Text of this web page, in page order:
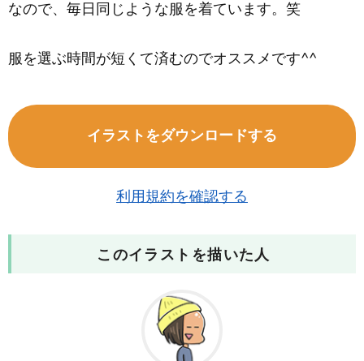
なので、毎日同じような服を着ています。笑
服を選ぶ時間が短くて済むのでオススメです^^
イラストをダウンロードする
利用規約を確認する
このイラストを描いた人